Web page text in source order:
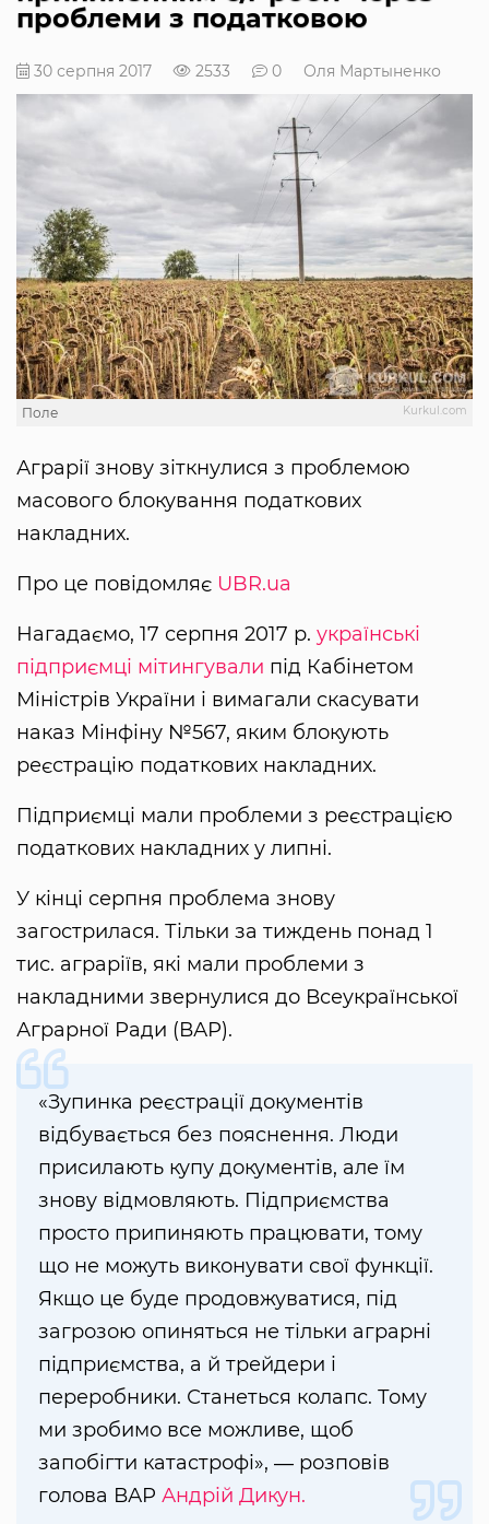
проблеми з податковою
30 серпня 2017 2533 0 Оля Мартыненко
Kurkul.com
Поле
Аграрії знову зіткнулися з проблемою
масового блокування податкових
накладних.
Про це повідомляє UBR.ua
Нагадаємо, 17 серпня 2017 р. українські
підприємці мітингували під Кабінетом
Міністрів України і вимагали скасувати
наказ Мінфіну №567, яким блокують
реєстрацію податкових накладних.
Підприємці мали проблеми з реєстрацією
податкових накладних у липні.
У кінці серпня проблема знову
загострилася. Тільки за тиждень понад 1
тис. аграріїв, які мали проблеми з
накладними звернулися до Всеукраїнської
Аграрної Ради (ВАР).
«Зупинка реєстрації документів
відбувається без пояснення. Люди
присилають купу документів, але їм
знову відмовляють. Підприємства
просто припиняють працювати, тому
що не можуть виконувати свої функції.
Якщо це буде продовжуватися, під
загрозою опиняться не тільки аграрні
підприємства, а й трейдери і
переробники. Станеться колапс. Тому
ми зробимо все можливе, щоб
запобігти катастрофі», ― розповів
голова ВАР Андрій Дикун.